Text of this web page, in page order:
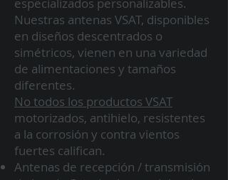
Nuestras antenas VSAT, disponibles
en diseños descentrados o
simétricos, vienen en una variedad
de alimentaciones y tamaños
diferentes.
No todos los productos VSAT
motorizados, antihielo, resistentes
a la corrosión y contra vientos
fuertes califican.
Antenas de recepción / transmisión